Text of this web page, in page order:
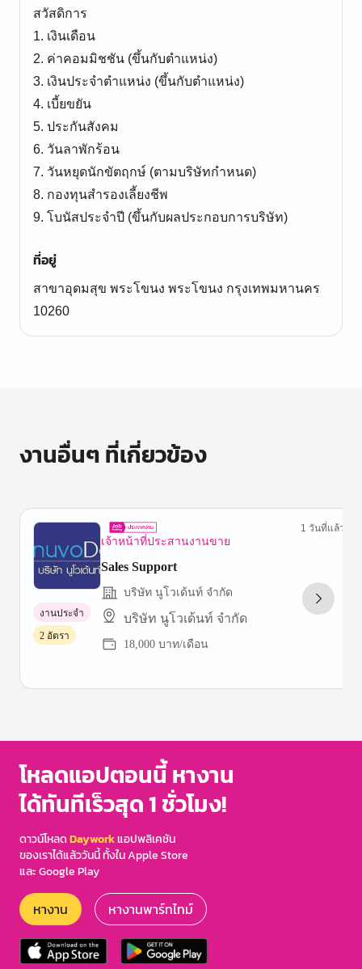
สวัสดิการ
1. เงินเดือน
2. ค่าคอมมิชชัน (ขึ้นกับตำแหน่ง)
3. เงินประจำตำแหน่ง (ขึ้นกับตำแหน่ง)
4. เบี้ยขยัน
5. ประกันสังคม
6. วันลาพักร้อน
7. วันหยุดนักขัตฤกษ์ (ตามบริษัทกำหนด)
8. กองทุนสำรองเลี้ยงชีพ
9. โบนัสประจำปี (ขึ้นกับผลประกอบการบริษัท)
ที่อยู่
สาขาอุดมสุข พระโขนง พระโขนง กรุงเทพมหานคร
10260
งานอื่นๆ ที่เกี่ยวข้อง
เจ้าหน้าที่ประสานงานขาย
1 วันที่แล้ว
Sales Support
บริษัท นูโวเด้นท์ จำกัด
บริษัท นูโวเด้นท์ จำกัด
18,000 บาท/เดือน
งานประจำ
2 อัตรา
of
โหลดแอปตอนนี้ หางาน
ได้ทันทีเร็วสุด 1 ชั่วโมง!
ดาวน์โหลดDayworkแอปพลิเคชัน
ของเราได้แล้ววันนี้ ทั้งใน Apple Store
และ Google Play
หางาน หางานพาร์ทไทม์